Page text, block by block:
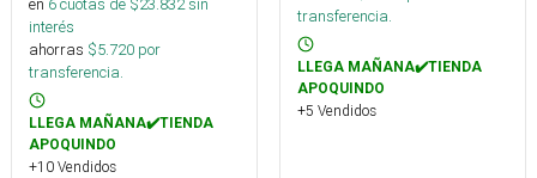
en 6cuotas de $23.832sin
interés
ahorras $5.720 por
transferencia.
LLEGA MAÑANA✔️TIENDA
APOQUINDO
+10 Vendidos
transferencia.
LLEGA MAÑANA✔️TIENDA
APOQUINDO
+5 Vendidos